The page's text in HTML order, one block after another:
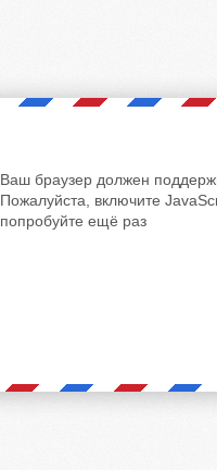
Ваш браузер должен
Пожалуйста, включите
попробуйте ещё раз